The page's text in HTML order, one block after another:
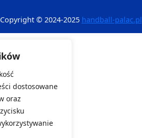
dostosowane
oraz
Copyright © 2024-2025 handball-palac.pl